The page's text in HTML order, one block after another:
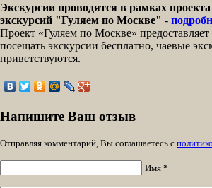
Экскурсии проводятся в рамках
экскурсий "Гуляем по Москве" -
Проект «Гуляем по Москве»
посещать экскурсии бесплатно, чаевые
приветствуются.
Напишите Ваш отзыв
Отправляя комментарий, Вы соглашаетесь с
Имя *